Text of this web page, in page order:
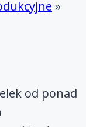
»
od ponad